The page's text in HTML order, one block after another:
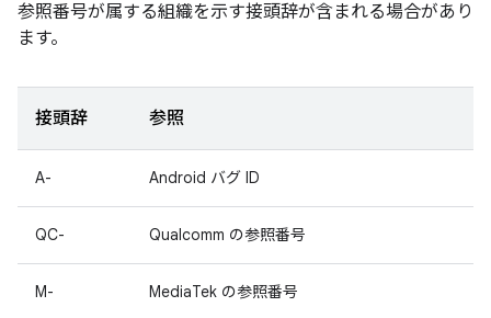
参照番号が属する組織を示す接頭辞が含まれる場合があり
ます。
接頭辞 参照
A- Android バグ ID
QC- Qualcomm の参照番号
M- MediaTek の参照番号